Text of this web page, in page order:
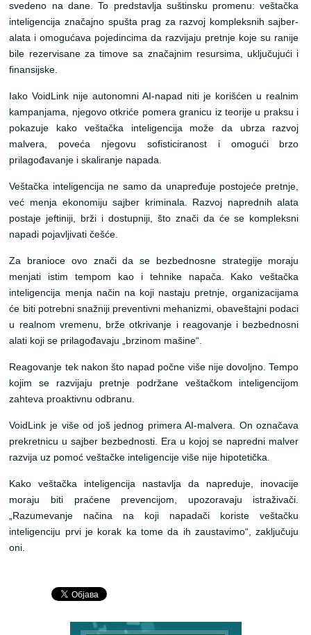
svedeno na dane. To predstavlja suštinsku promenu: veštačka
inteligencija značajno spušta prag za razvoj kompleksnih sajber-
alata i omogućava pojedincima da razvijaju pretnje koje su ranije
bile rezervisane za timove sa značajnim resursima, uključujući i
finansijske.
Iako VoidLink nije autonomni AI-napad niti je korišćen u realnim
kampanjama, njegovo otkriće pomera granicu iz teorije u praksu i
pokazuje kako veštačka inteligencija može da ubrza razvoj
malvera, poveća njegovu sofisticiranost i omogući brzo
prilagođavanje i skaliranje napada.
Veštačka inteligencija ne samo da unapređuje postojeće pretnje,
već menja ekonomiju sajber kriminala. Razvoj naprednih alata
postaje jeftiniji, brži i dostupniji, što znači da će se kompleksni
napadi pojavljivati češće.
Za branioce ovo znači da se bezbednosne strategije moraju
menjati istim tempom kao i tehnike napača. Kako veštačka
inteligencija menja način na koji nastaju pretnje, organizacijama
će biti potrebni snažniji preventivni mehanizmi, obaveštajni podaci
u realnom vremenu, brže otkrivanje i reagovanje i bezbednosni
alati koji se prilagođavaju „brzinom mašine“.
Reagovanje tek nakon što napad počne više nije dovoljno. Tempo
kojim se razvijaju pretnje podržane veštačkom inteligencijom
zahteva proaktivnu odbranu.
VoidLink je više od još jednog primera AI-malvera. On označava
prekretnicu u sajber bezbednosti. Era u kojoj se napredni malver
razvija uz pomoć veštačke inteligencije više nije hipotetička.
Kako veštačka inteligencija nastavlja da napreduje, inovacije
moraju biti praćene prevencijom, upozoravaju istraživači.
„Razumevanje načina na koji napadači koriste veštačku
inteligenciju prvi je korak ka tome da ih zaustavimo“, zaključuju
oni.